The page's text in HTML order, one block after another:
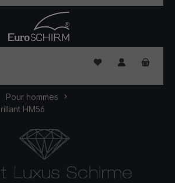
Vous avez 0
Pour hommes
HM56